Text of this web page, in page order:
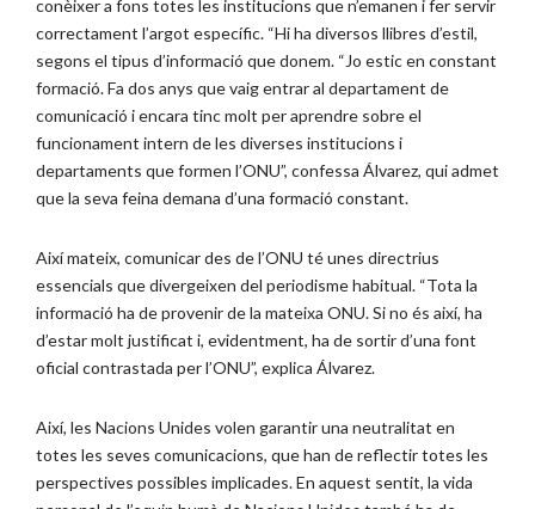
conèixer a fons totes les institucions que n’emanen i fer servir
correctament l’argot específic. “Hi ha diversos llibres d’estil,
segons el tipus d’informació que donem. “Jo estic en constant
formació. Fa dos anys que vaig entrar al departament de
comunicació i encara tinc molt per aprendre sobre el
funcionament intern de les diverses institucions i
departaments que formen l’ONU”, confessa Álvarez, qui admet
que la seva feina demana d’una formació constant.
Així mateix, comunicar des de l’ONU té unes directrius
essencials que divergeixen del periodisme habitual. “Tota la
informació ha de provenir de la mateixa ONU. Si no és així, ha
d’estar molt justificat i, evidentment, ha de sortir d’una font
oficial contrastada per l’ONU”, explica Álvarez.
Així, les Nacions Unides volen garantir una neutralitat en
totes les seves comunicacions, que han de reflectir totes les
perspectives possibles implicades. En aquest sentit, la vida